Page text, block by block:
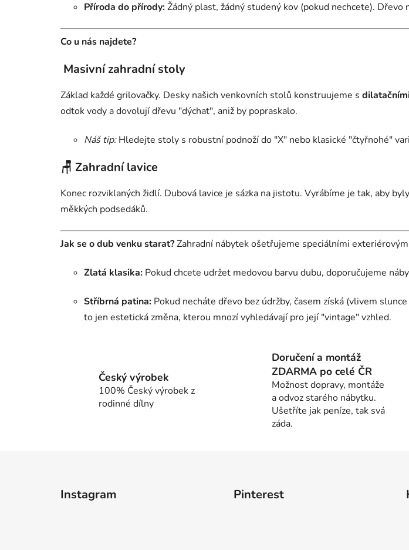
i
s
Příroda do přírody:Žádný plast, žádný studený kov (pokud nechcete).
Co u nás najdete?
Masivní zahradní stoly
Základ každé grilovačky. Desky našich venkovních stolů konstruujeme s
odtok vody a dovolují dřevu "dýchat", aniž by popraskalo.
Náš tip:Hledejte stoly s robustní podnoží do "X" nebo klasické "čtyřnohé"
🪑 Zahradní lavice
Konec rozviklaných židlí. Dubová lavice je sázka na jistotu. Vyrábíme je tak, aby
měkkých podsedáků.
Jak se o dub venku starat?Zahradní nábytek ošetřujeme speciálními
Zlatá klasika: Pokud chcete udržet medovou barvu dubu, doporučujeme
Stříbrná patina: Pokud necháte dřevo bez údržby, časem získá (vlivem
to jen estetická změna, kterou mnozí vyhledávají pro její "vintage" vzhled.
Český výrobek
100% Český výrobek z
rodinné dílny
Doručení a montáž
ZDARMA po celé ČR
Možnost dopravy, montáže
a odvoz starého nábytku.
Ušetříte jak peníze, tak svá
záda.
Instagram Pinterest